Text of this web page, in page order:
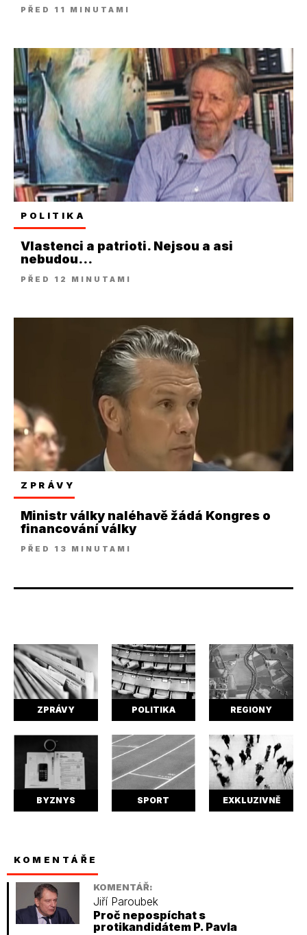
PŘED 11 MINUTAMI
POLITIKA
Vlastenci a patrioti. Nejsou a asi
nebudou...
PŘED 12 MINUTAMI
ZPRÁVY
Ministr války naléhavě žádá Kongres o
financování války
PŘED 13 MINUTAMI
ZPRÁVY POLITIKA REGIONY
BYZNYS SPORT EXKLUZIVNĚ
KOMENTÁŘE
KOMENTÁŘ:
Jiří Paroubek
Proč nepospíchat s
protikandidátem P. Pavla